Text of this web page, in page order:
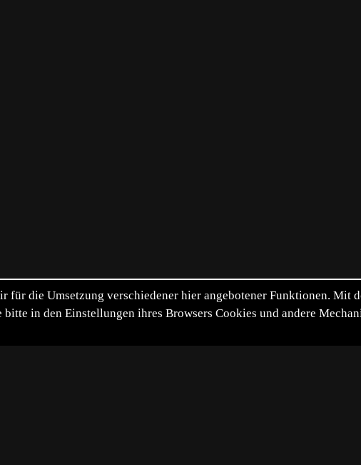
für die Umsetzung verschiedener hier angebotener Funktionen. Mit
in den Einstellungen ihres Browsers Cookies und andere